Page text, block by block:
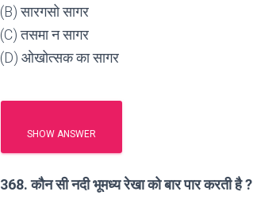
(B) सारगसो सागर
(C) तसमा न सागर
(D) ओखोत्सक का सागर
SHOW ANSWER
368. कौन सी नदी भूमध्य रेखा को बार पार करती है ?